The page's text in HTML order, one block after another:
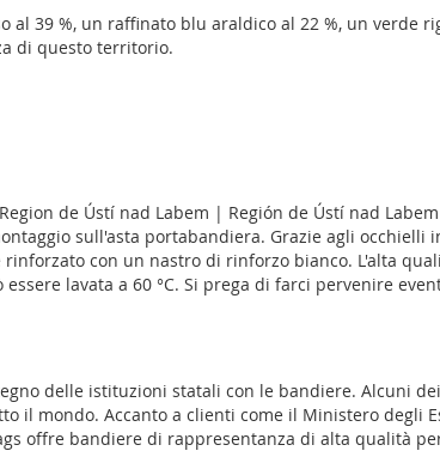
39 %, un raffinato blu araldico al 22 %, un verde
di questo territorio.
de Ústí nad Labem | Región de Ústí nad
sull'asta portabandiera. Grazie agli occhielli
con un nastro di rinforzo bianco. L'alta
lavata a 60 °C. Si prega di farci pervenire
delle istituzioni statali con le bandiere. Alcuni
mondo. Accanto a clienti come il Ministero degli
offre bandiere di rappresentanza di alta qualità